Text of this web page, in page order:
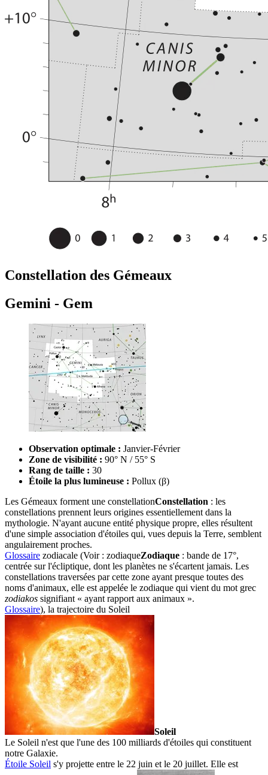
Constellation des Gémeaux
Gemini - Gem
Observation optimale : Janvier-Février
Zone de visibilité : 90° N / 55° S
Rang de taille : 30
Étoile la plus lumineuse : Pollux (β)
Les Gémeaux forment une constellationConstellation : les
constellations prennent leurs origines essentiellement dans la
mythologie. N'ayant aucune entité physique propre, elles résultent
d'une simple association d'étoiles qui, vues depuis la Terre, semblent
angulairement proches.
Glossaire zodiacale (Voir : zodiaqueZodiaque : bande de 17°,
centrée sur l'écliptique, dont les planètes ne s'écartent jamais. Les
constellations traversées par cette zone ayant presque toutes des
noms d'animaux, elle est appelée le zodiaque qui vient du mot grec
zodiakos signifiant « ayant rapport aux animaux ».
Glossaire), la trajectoire du Soleil
Soleil
Le Soleil n'est que l'une des 100 milliards d'étoiles qui constituent
notre Galaxie.
Étoile Soleil s'y projette entre le 22 juin et le 20 juillet. Elle est